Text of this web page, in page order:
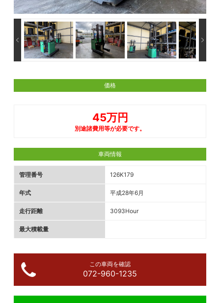
価格
45万円
別途諸費用等が必要です。
車両情報
管理番号 126K179
年式 平成28年6月
走行距離 3093Hour
最大積載量
この車両を確認
072-960-1235